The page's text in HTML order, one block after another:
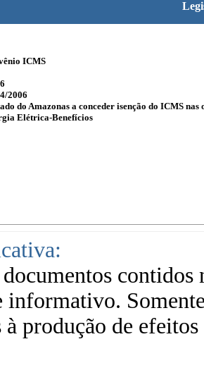
ICMS
2006
do Amazonas a conceder isenção do ICMS
Elétrica-Benefícios
contidos
informativo.
à produção de